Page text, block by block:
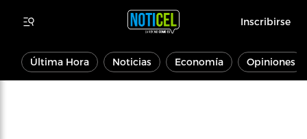
Inscribirse
Última Hora Noticias Economía Opiniones